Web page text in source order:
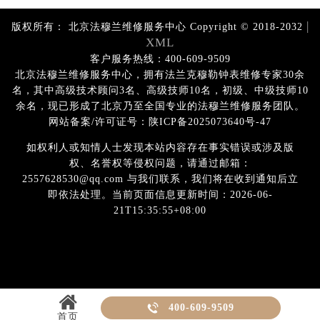
版权所有： 北京法穆兰维修服务中心 Copyright © 2018-2032 |
XML
客户服务热线：400-609-9509
北京法穆兰维修服务中心，拥有法兰克穆勒钟表维修专家30余
名，其中高级技术顾问3名、高级技师10名，初级、中级技师10
余名，现已形成了北京乃至全国专业的法穆兰维修服务团队。
网站备案/许可证号：陕ICP备2025073640号-47
如权利人或知情人士发现本站内容存在事实错误或涉及版
权、名誉权等侵权问题，请通过邮箱：
2557628530@qq.com 与我们联系，我们将在收到通知后立
即依法处理。当前页面信息更新时间：2026-06-
21T15:35:55+08:00
首页
 400-609-9509